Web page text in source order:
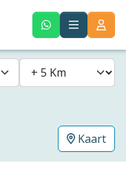
Kaart